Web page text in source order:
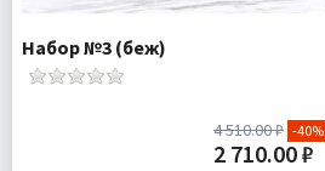
Набор №3 (беж)
4 510.00 ₽ -40%
2 710.00 ₽